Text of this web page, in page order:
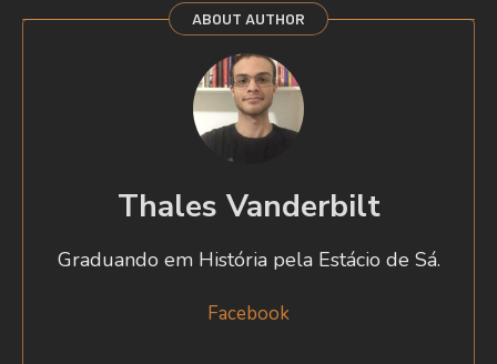
ABOUT AUTHOR
Thales Vanderbilt
Graduando em História pela Estácio de Sá.
Facebook